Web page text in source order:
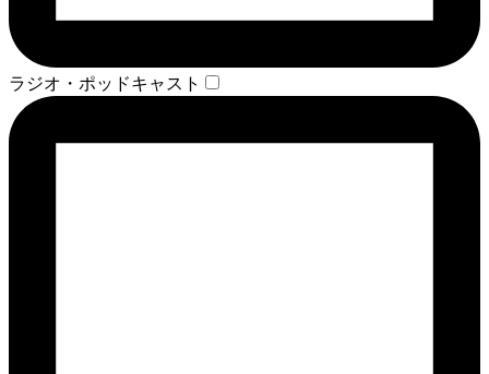
ラジオ・ポッドキャスト